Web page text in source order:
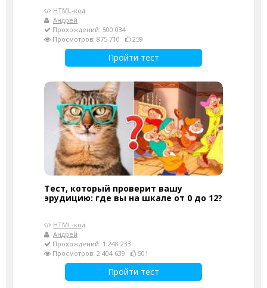
HTML-код
Андрей
Прохождений: 500 034
Просмотров: 875 710
259
Пройти тест
Тест, который проверит вашу
эрудицию: где вы на шкале от 0 до 12?
HTML-код
Андрей
Прохождений: 1 248 233
Просмотров: 2 404 639
501
Пройти тест